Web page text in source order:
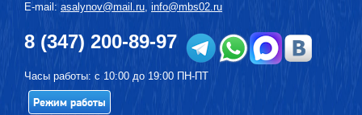
E-mail: asalynov@mail.ru, info@mbs02.ru
8 (347) 200-89-97
Часы работы: с 10:00 до 19:00 ПН-ПТ
Режим работы